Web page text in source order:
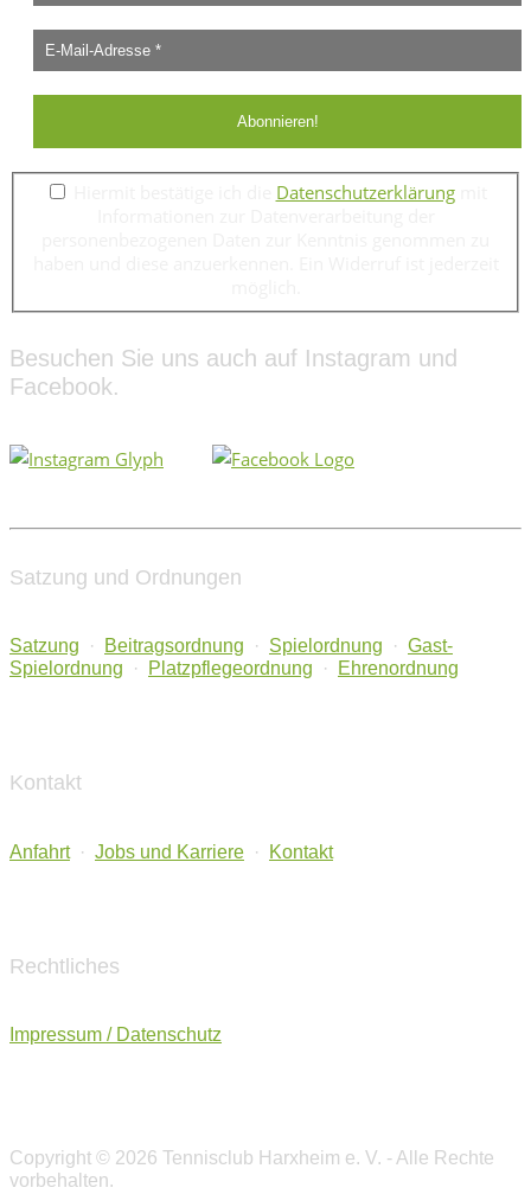
Datenschutzerklärungmit
Besuchen Sie uns auch auf Instagram und
Facebook.
Satzung und Ordnungen
Satzung · Beitragsordnung · Spielordnung · Gast-
Spielordnung
· Platzpflegeordnung · Ehrenordnung
Kontakt
Anfahrt · Jobs und Karriere · Kontakt
Rechtliches
Impressum / Datenschutz
Copyright © 2026 Tennisclub Harxheim e. V. - Alle Rechte
vorbehalten.